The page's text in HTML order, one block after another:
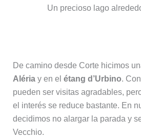
Un precioso lago
De camino desde Corte hicimos
Alériay en el étang d’Urbino.
pueden ser visitas agradables,
el interés se reduce bastante. En
decidimos no alargar la parada y
Vecchio.